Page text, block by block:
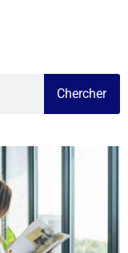
Chercher